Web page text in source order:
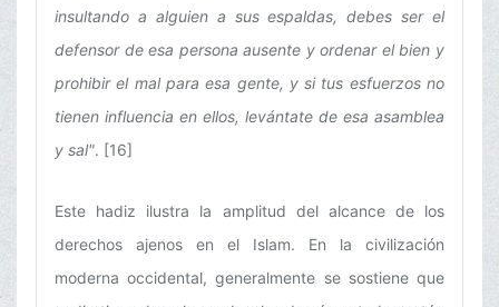
insultando a alguien a sus espaldas, debes ser el
defensor de esa persona ausente y ordenar el bien y
prohibir el mal para esa gente, y si tus esfuerzos no
tienen influencia en ellos, levántate de esa asamblea
y sal". [16]
Este hadiz ilustra la amplitud del alcance de los
derechos ajenos en el Islam. En la civilización
moderna occidental, generalmente se sostiene que